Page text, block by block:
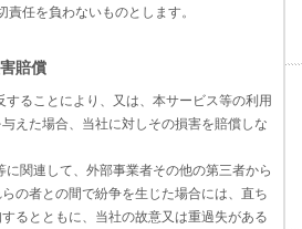
責任を負わないものとします。
賠償
ることにより、又は、本サービス等の利用
えた場合、当社に対しその損害を賠償しな
関連して、外部事業者その他の第三者から
の者との間で紛争を生じた場合には、直ち
るとともに、当社の故意又は重過失がある